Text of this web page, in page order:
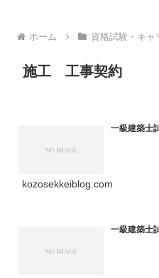
ホーム 資格試験・キャ
施工 工事契約
一級建築士
kozosekkeiblog.com
一級建築士